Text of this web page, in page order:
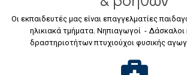
Οι εκπαιδευτές μας είναι επαγγελματίες
ηλικιακά τμήματα. Νηπιαγωγοί - Δάσκαλοι
δραστηριοτήτων πτυχιούχοι φυσικής